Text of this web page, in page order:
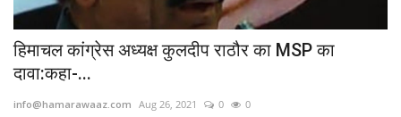
हिमाचल कांग्रेस अध्यक्ष कुलदीप राठौर का MSP का
दावा:कहा-...
info@hamarawaaz.com Aug 26, 2021 0 0